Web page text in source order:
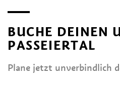
BUCHE DEINEN
PASSEIERTAL
Plane jetzt unverbindlich